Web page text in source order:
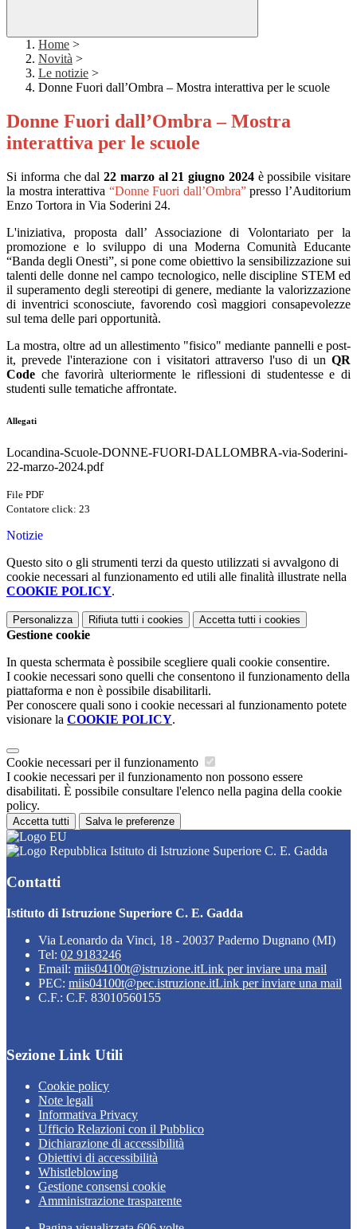
Home >
Novità >
Le notizie >
Donne Fuori dall’Ombra – Mostra interattiva per le scuole
Donne Fuori dall’Ombra – Mostra
interattiva per le scuole
Si informa che dal 22 marzo al 21 giugno 2024è possibile visitare
la mostra interattiva “Donne Fuori dall’Ombra”presso l’Auditorium
Enzo Tortora in Via Soderini 24.
L'iniziativa, proposta dall’ Associazione di Volontariato per la
promozione e lo sviluppo di una Moderna Comunità Educante
“Banda degli Onesti”, si pone come obiettivo la sensibilizzazione sui
talenti delle donne nel campo tecnologico, nelle discipline STEM ed
il superamento degli stereotipi di genere, mediante la valorizzazione
di inventrici sconosciute, favorendo così maggiori consapevolezze
sul tema delle pari opportunità.
La mostra, oltre ad un allestimento "fisico" mediante pannelli e post-
it, prevede l'interazione con i visitatori attraverso l'uso di un QR
Code che favorirà ulteriormente le riflessioni di studentesse e di
studenti sulle tematiche affrontate.
Allegati
Locandina-Scuole-DONNE-FUORI-DALLOMBRA-via-Soderini-
22-marzo-2024.pdf
File PDF
Contatore click: 23
Notizie
Questo sito o gli strumenti terzi da questo utilizzati si avvalgono di
cookie necessari al funzionamento ed utili alle finalità illustrate nella
COOKIE POLICY.
Personalizza Rifiuta tutti i cookies Accetta tutti i cookies
Gestione cookie
In questa schermata è possibile scegliere quali cookie consentire.
I cookie necessari sono quelli che consentono il funzionamento della
piattaforma e non è possibile disabilitarli.
Per conoscere quali sono i cookie necessari al funzionamento potete
visionare la COOKIE POLICY.
Cookie necessari per il funzionamento
I cookie necessari per il funzionamento non possono essere
disabilitati. È possibile consultare l'elenco nella pagina della cookie
policy.
Accetta tutti Salva le preferenze
Istituto di Istruzione Superiore C. E. Gadda
Contatti
Istituto di Istruzione Superiore C. E. Gadda
Via Leonardo da Vinci, 18 - 20037 Paderno Dugnano (MI)
Tel: 02 9183246
Email: miis04100t@istruzione.itLink per inviare una mail
PEC: miis04100t@pec.istruzione.itLink per inviare una mail
C.F.: C.F. 83010560155
Sezione Link Utili
Cookie policy
Note legali
Informativa Privacy
Ufficio Relazioni con il Pubblico
Dichiarazione di accessibilità
Obiettivi di accessibilità
Whistleblowing
Gestione consensi cookie
Amministrazione trasparente